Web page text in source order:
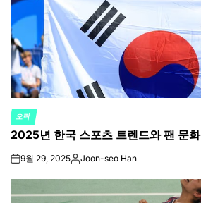
POSTED
IN
오락
2025년 한국 스포츠 트렌드와 팬 문화
on9월 29, 2025Posted
Joon-seo Han